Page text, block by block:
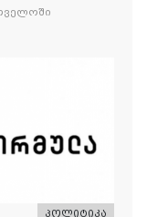
პოლიტიკა